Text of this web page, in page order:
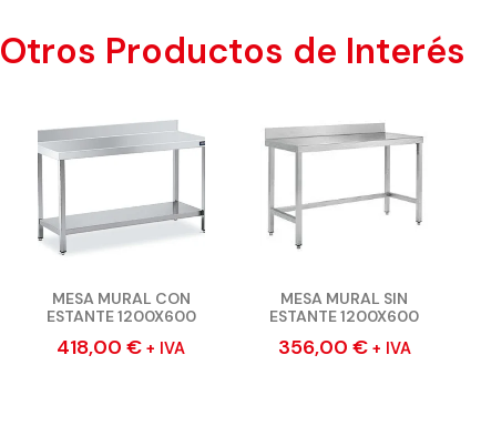
Otros Productos de Interés
MESA MURAL CON
ESTANTE 1200X600
418,00€ + IVA
MESA MURAL SIN
ESTANTE 1200X600
356,00 € + IVA